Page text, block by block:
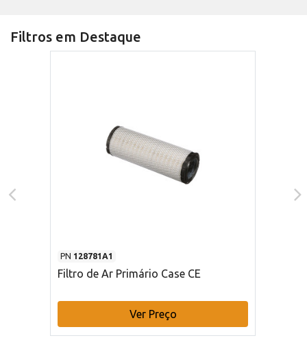
Filtros em Destaque
PN 128781A1
Filtro de Ar Primário Case CE
Ver Preço